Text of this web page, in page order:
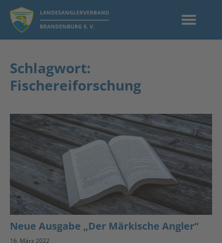
Schlagwort:
Fischereiforschung
Neue Ausgabe „Der Märkische Angler“
16. März 2022